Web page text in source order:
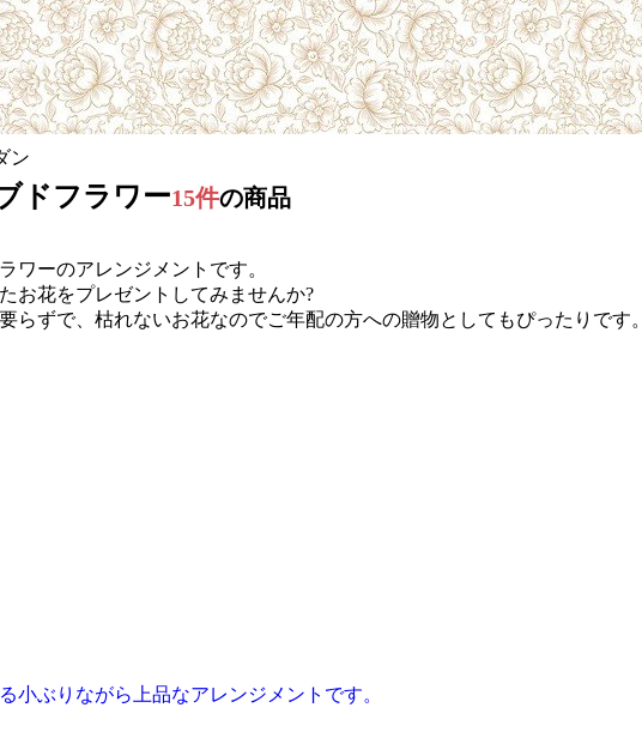
ン
ドフラワー15件の商品
ワーのアレンジメントです。
お花をプレゼントしてみませんか?
らずで、枯れないお花なのでご年配の方への贈物としてもぴったりです。
小ぶりながら上品なアレンジメントです。